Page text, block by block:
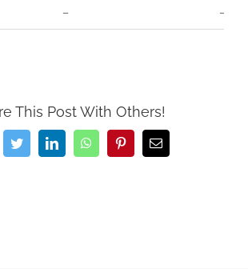
– –
This Post With Others!
TwitterLinkedInWhatsAppPinterestEmail